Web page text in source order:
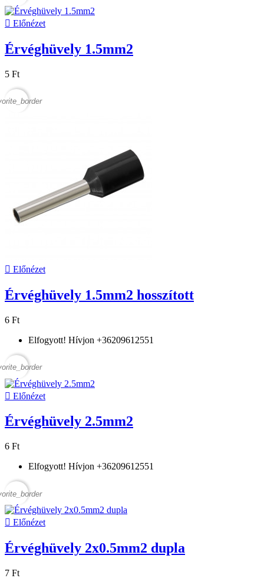
 Előnézet
Érvéghüvely 1.5mm2
5 Ft
 Előnézet
Érvéghüvely 1.5mm2 hosszított
6 Ft
Elfogyott! Hívjon +36209612551
 Előnézet
Érvéghüvely 2.5mm2
6 Ft
Elfogyott! Hívjon +36209612551
 Előnézet
Érvéghüvely 2x0.5mm2 dupla
7 Ft